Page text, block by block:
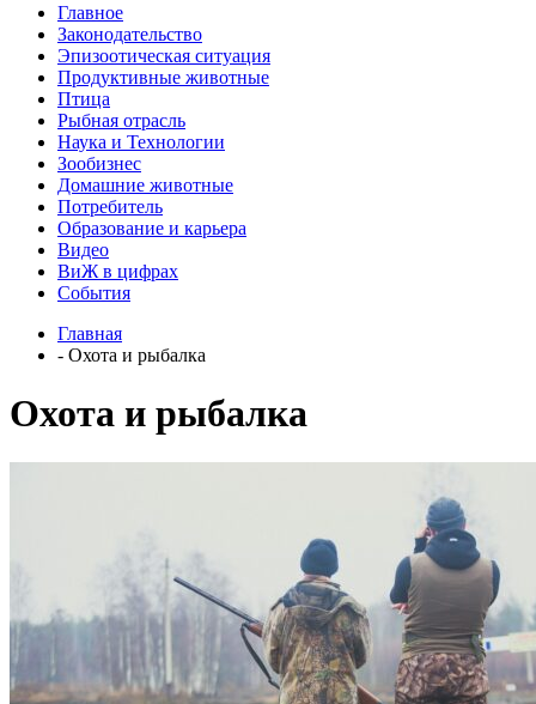
Главное
Законодательство
Эпизоотическая ситуация
Продуктивные животные
Птица
Рыбная отрасль
Наука и Технологии
Зообизнес
Домашние животные
Потребитель
Образование и карьера
Видео
ВиЖ в цифрах
События
Главная
- Охота и рыбалка
Охота и рыбалка